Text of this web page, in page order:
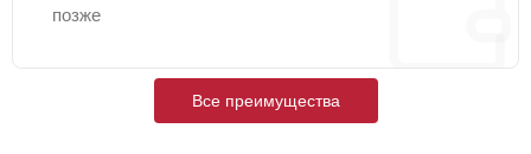
позже
Все преимущества